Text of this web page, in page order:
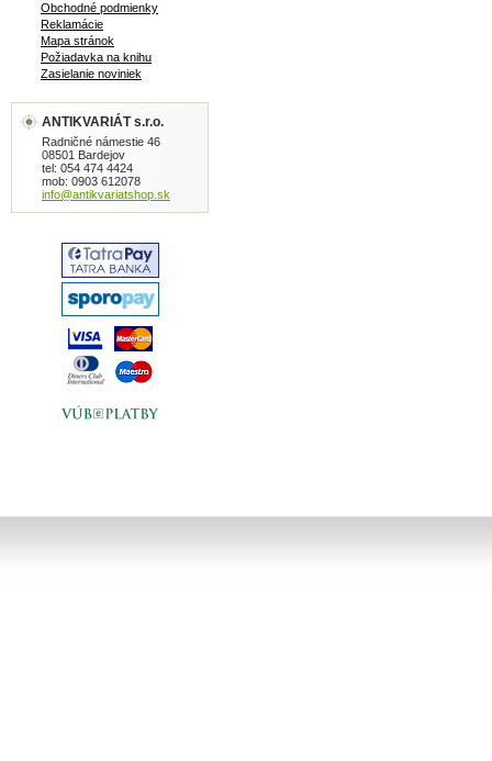
Obchodné podmienky
Reklamácie
Mapa stránok
Požiadavka na knihu
Zasielanie noviniek
ANTIKVARIÁT s.r.o.
Radničné námestie 46
08501 Bardejov
tel: 054 474 4424
mob: 0903 612078
info@antikvariatshop.sk